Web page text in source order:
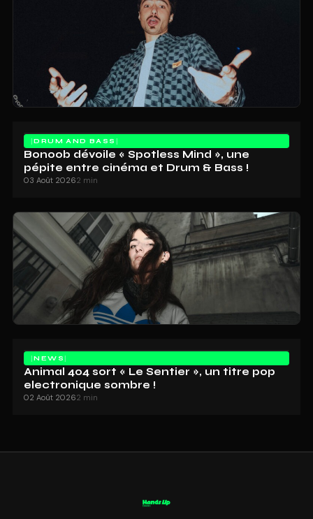
DRUM AND BASS
Bonoob dévoile « Spotless Mind », une
pépite entre cinéma et Drum & Bass !
03 Août 20262 min
NEWS
Animal 404 sort « Le Sentier », un titre pop
electronique sombre !
02 Août 20262 min